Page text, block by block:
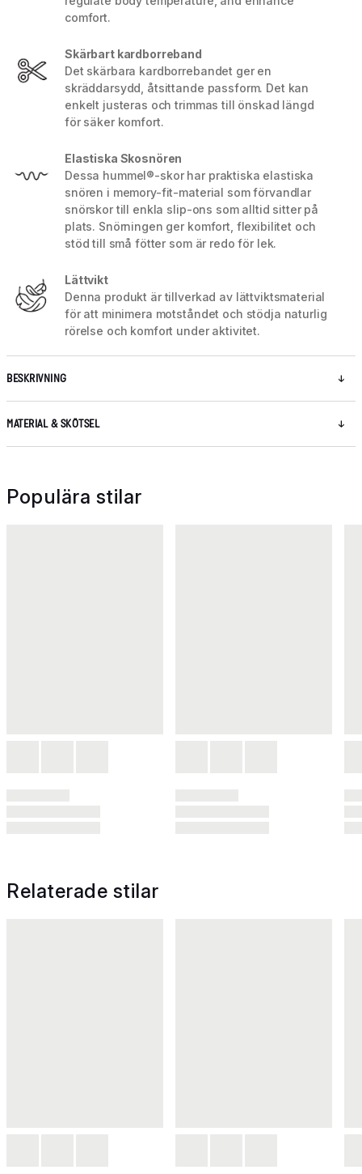
comfort.
Skärbart kardborreband
Det skärbara kardborrebandet ger en
skräddarsydd, åtsittande passform. Det kan
enkelt justeras och trimmas till önskad längd
för säker komfort.
Elastiska Skosnören
Dessa hummel®-skor har praktiska elastiska
snören i memory-fit-material som förvandlar
snörskor till enkla slip-ons som alltid sitter på
plats. Snörningen ger komfort, flexibilitet och
stöd till små fötter som är redo för lek.
Lättvikt
Denna produkt är tillverkad av lättviktsmaterial
för att minimera motståndet och stödja naturlig
rörelse och komfort under aktivitet.
BESKRIVNING
MATERIAL & SKÖTSEL
Populära stilar
Relaterade stilar